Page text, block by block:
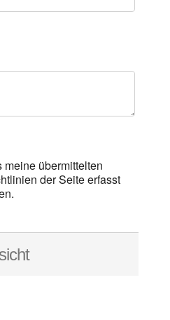
übermittelten
der Seite erfasst